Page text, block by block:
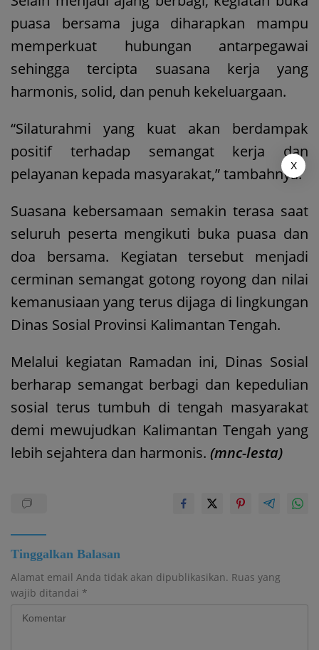
puasa bersama juga diharapkan mampu
memperkuat hubungan antarpegawai
sehingga tercipta suasana kerja yang
harmonis, solid, dan penuh kekeluargaan.
“Silaturahmi yang kuat akan berdampak
positif terhadap semangat kerja dan
pelayanan kepada masyarakat,” tambahnya.
Suasana kebersamaan semakin terasa saat
seluruh peserta mengikuti buka puasa dan
doa bersama. Kegiatan tersebut menjadi
cerminan semangat gotong royong dan nilai
kemanusiaan yang terus dijaga di lingkungan
Dinas Sosial Provinsi Kalimantan Tengah.
Melalui kegiatan Ramadan ini, Dinas Sosial
berharap semangat berbagi dan kepedulian
sosial terus tumbuh di tengah masyarakat
demi mewujudkan Kalimantan Tengah yang
lebih sejahtera dan harmonis. (mnc-lesta)
Tinggalkan Balasan
Alamat email Anda tidak akan dipublikasikan. Ruas yang
wajib ditandai *
X